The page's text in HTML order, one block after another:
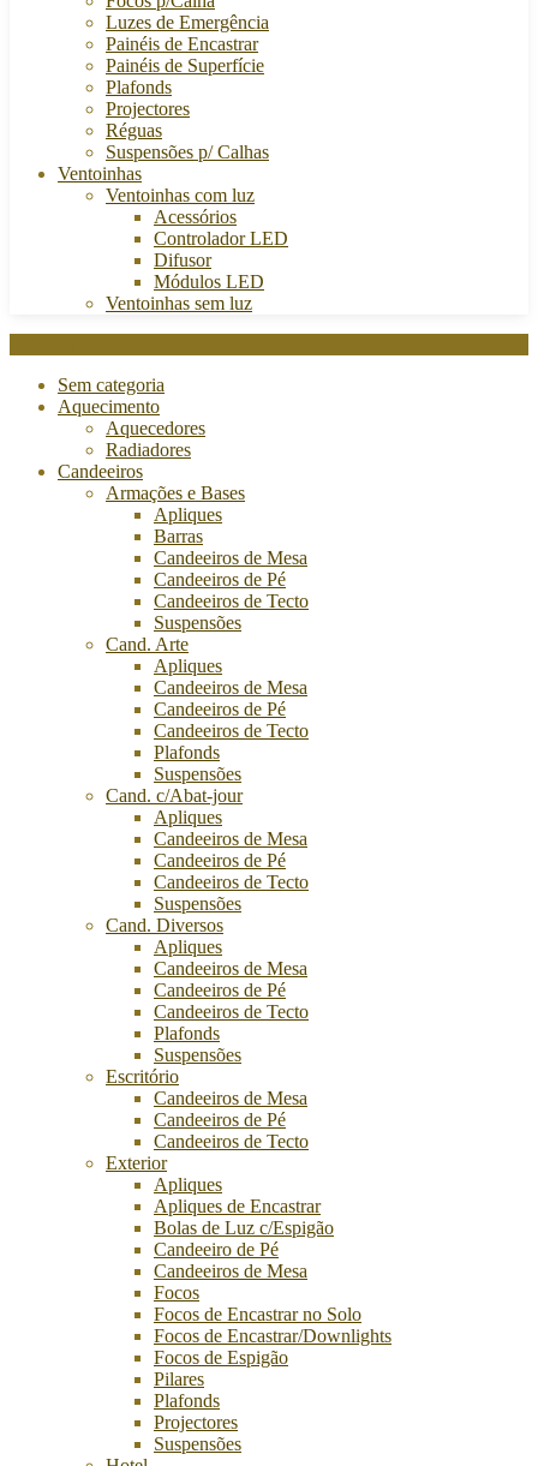
Luzes de Emergência
Painéis de Encastrar
Painéis de Superfície
Plafonds
Projectores
Réguas
Suspensões p/ Calhas
Ventoinhas
Ventoinhas com luz
Acessórios
Controlador LED
Difusor
Módulos LED
Ventoinhas sem luz
Sem categoria
Aquecimento
Aquecedores
Radiadores
Candeeiros
Armações e Bases
Apliques
Barras
Candeeiros de Mesa
Candeeiros de Pé
Candeeiros de Tecto
Suspensões
Cand. Arte
Apliques
Candeeiros de Mesa
Candeeiros de Pé
Candeeiros de Tecto
Plafonds
Suspensões
Cand. c/Abat-jour
Apliques
Candeeiros de Mesa
Candeeiros de Pé
Candeeiros de Tecto
Suspensões
Cand. Diversos
Apliques
Candeeiros de Mesa
Candeeiros de Pé
Candeeiros de Tecto
Plafonds
Suspensões
Escritório
Candeeiros de Mesa
Candeeiros de Pé
Candeeiros de Tecto
Exterior
Apliques
Apliques de Encastrar
Bolas de Luz c/Espigão
Candeeiro de Pé
Candeeiros de Mesa
Focos
Focos de Encastrar no Solo
Focos de Encastrar/Downlights
Focos de Espigão
Pilares
Plafonds
Projectores
Suspensões